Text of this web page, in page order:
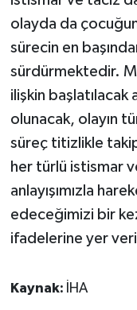
olayda da
sürecin en
sürdürmektedir.
ilişkin başlatılacak
olunacak, olayın
süreç titizlikle
her türlü istismar
anlayışımızla
edeceğimizi bir
ifadelerine yer
Kaynak: İHA